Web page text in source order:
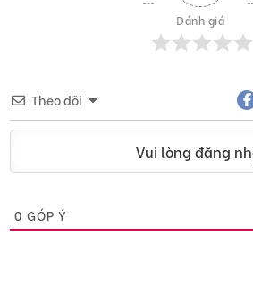
Đánh giá
Theo dõi
Vui lòng đăng
0 GÓP Ý